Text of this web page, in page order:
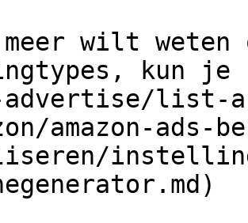
wilt weten
kun
list-
amazon-ads-